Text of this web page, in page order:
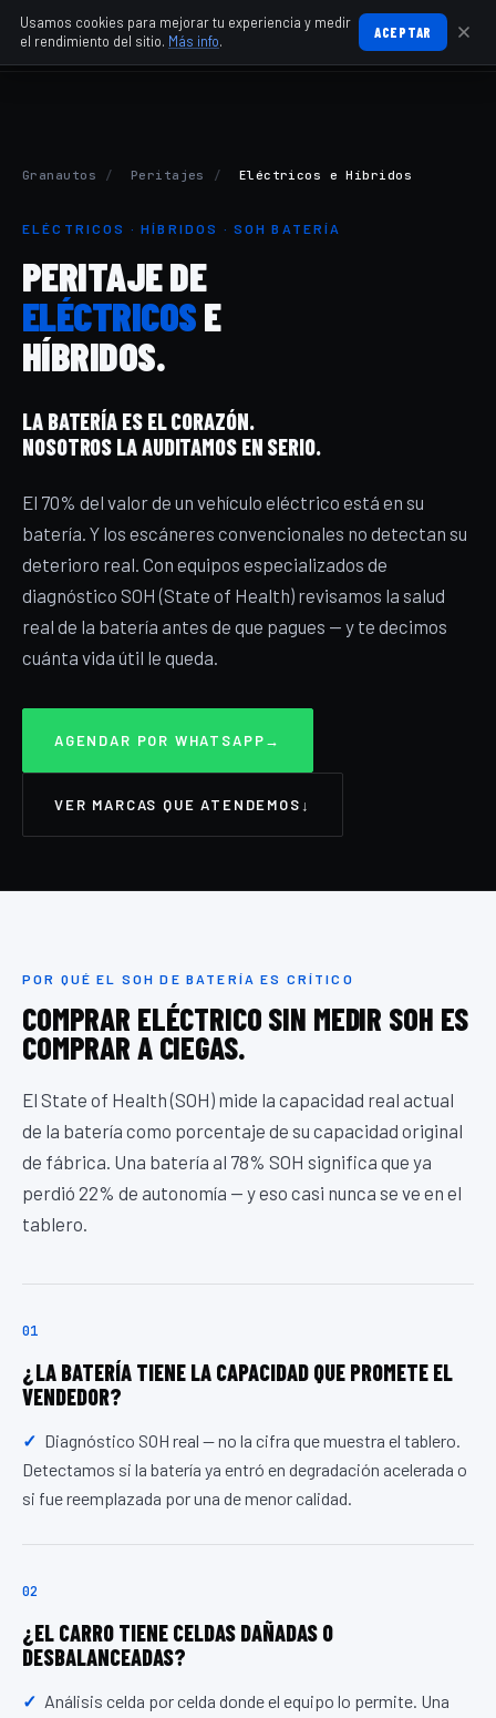
Granautos / Peritajes / Eléctricos e Híbridos
ELÉCTRICOS · HÍBRIDOS · SOH BATERÍA
PERITAJE DE
ELÉCTRICOSE
HÍBRIDOS.
LA BATERÍA ES EL CORAZÓN.
NOSOTROS LA AUDITAMOS EN SERIO.
El 70% del valor de un vehículo eléctrico está en su
batería. Y los escáneres convencionales no detectan su
deterioro real. Con equipos especializados de
diagnóstico SOH (State of Health) revisamos la salud
real de la batería antes de que pagues — y te decimos
cuánta vida útil le queda.
AGENDAR POR WHATSAPP→
VER MARCAS QUE ATENDEMOS ↓
POR QUÉ EL SOH DE BATERÍA ES CRÍTICO
COMPRAR ELÉCTRICO SIN MEDIR SOH ES
COMPRAR A CIEGAS.
El State of Health (SOH) mide la capacidad real actual
de la batería como porcentaje de su capacidad original
de fábrica. Una batería al 78% SOH significa que ya
perdió 22% de autonomía — y eso casi nunca se ve en el
tablero.
01
¿LA BATERÍA TIENE LA CAPACIDAD QUE PROMETE EL
VENDEDOR?
Diagnóstico SOH real — no la cifra que muestra el tablero.
Detectamos si la batería ya entró en degradación acelerada o
si fue reemplazada por una de menor calidad.
02
¿EL CARRO TIENE CELDAS DAÑADAS O
DESBALANCEADAS?
Análisis celda por celda donde el equipo lo permite. Una
Usamos cookies para mejorar tu experiencia y medir
el rendimiento del sitio. Más info. ACEPTAR